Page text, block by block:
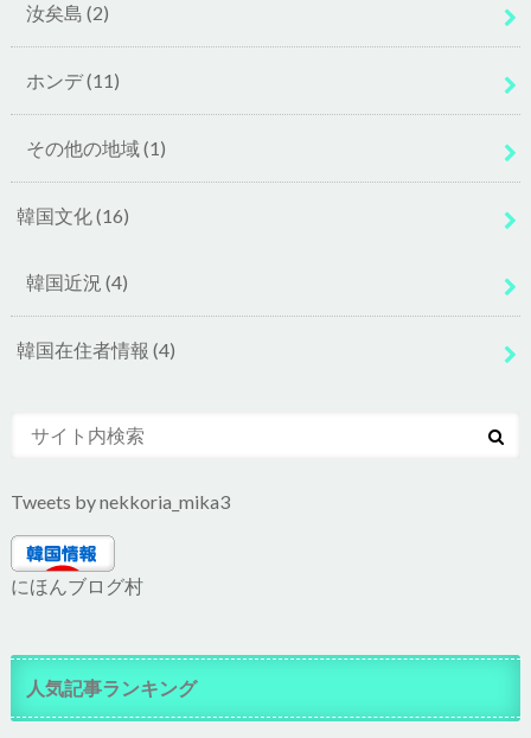
汝矣島 (2)
ホンデ(11)
その他の地域(1)
韓国文化(16)
韓国近況 (4)
韓国在住者情報 (4)
Tweets by nekkoria_mika3
にほんブログ村
人気記事ランキング